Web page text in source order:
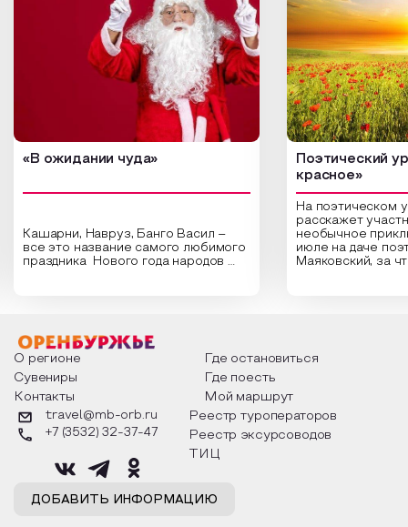
«В ожидании чуда»
Кашарни, Навруз, Банго Васил –
все это название самого любимого
праздника Нового года народов
о том, как встречают новый год в
разных уголках страны, какие
обряды совершают на удачу и
благополучие, в чем схожи и
различаются традиции. Кто такой
Дед Мороз и откуда он пришел, как
его называют в разных уголках
страны и как появились елочные
Поэтический
красное»
На поэтическом
расскажет
необычное
июле на даче
Маяковский, за
Твардовского и
каждой строчке
восхищение
яркому времени
О регионе
Где остановиться
Сувениры
Где поесть
Контакты
Мой маршрут
ДОБАВИТЬ ИНФОРМАЦИЮ
travel@mb-orb.ru
+7 (3532) 32-37-47
Реестр туроператоров
Реестр эксурсоводов
ТИЦ